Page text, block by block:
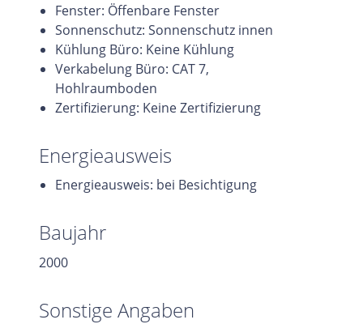
Fenster: Öffenbare Fenster
Sonnenschutz: Sonnenschutz innen
Kühlung Büro: Keine Kühlung
Verkabelung Büro: CAT 7,
Hohlraumboden
Zertifizierung: Keine Zertifizierung
Energieausweis
Energieausweis: bei Besichtigung
Baujahr
2000
Sonstige Angaben